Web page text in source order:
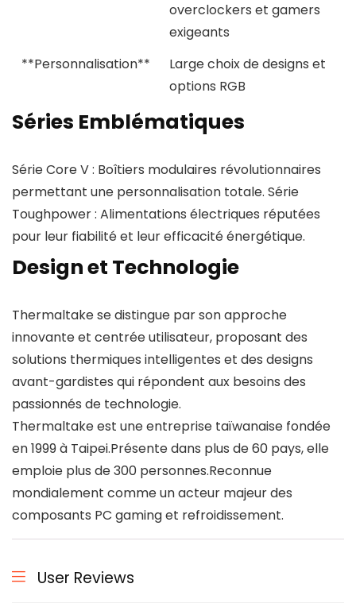
overclockers et gamers
exigeants
**Personnalisation**
Large choix de designs et
options RGB
Séries Emblématiques
Série Core V : Boîtiers modulaires révolutionnaires
permettant une personnalisation totale. Série
Toughpower : Alimentations électriques réputées
pour leur fiabilité et leur efficacité énergétique.
Design et Technologie
Thermaltake se distingue par son approche
innovante et centrée utilisateur, proposant des
solutions thermiques intelligentes et des designs
avant-gardistes qui répondent aux besoins des
passionnés de technologie.
Thermaltake est une entreprise taïwanaise fondée
en 1999 à Taipei.Présente dans plus de 60 pays, elle
emploie plus de 300 personnes.Reconnue
mondialement comme un acteur majeur des
composants PC gaming et refroidissement.
User Reviews